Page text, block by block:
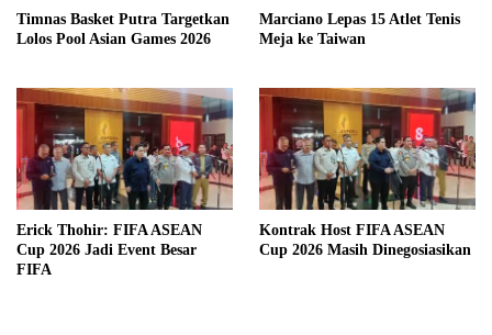
Timnas Basket Putra Targetkan
Lolos Pool Asian Games 2026
Marciano Lepas 15 Atlet Tenis
Meja ke Taiwan
Erick Thohir: FIFA ASEAN
Cup 2026 Jadi Event Besar
FIFA
Kontrak Host FIFA ASEAN
Cup 2026 Masih Dinegosiasikan